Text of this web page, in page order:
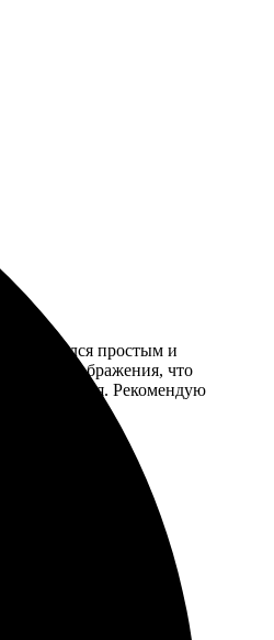
оказался простым и
изображения, что
ожидания. Рекомендую
цвета яркие.